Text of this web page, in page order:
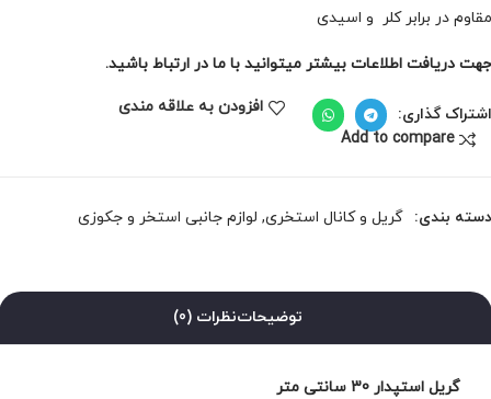
در برابر کلر و اسیدی
دریافت اطلاعات بیشتر میتوانید با ما در ارتباط باشید.
گذاری:
افزودن به علاقه مندی
Add to compare
بندی: گریل و کانال استخری, لوازم جانبی استخر و جکوزی
توضیحاتنظرات (0)
گریل استپدار 30 سانتی متر